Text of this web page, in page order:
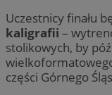
Uczestnicy finału
kaligrafii –
stolikowych, by
części Górnego